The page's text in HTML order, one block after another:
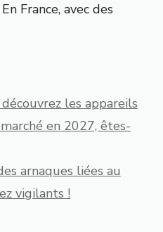
France, avec des
les appareils
en 2027, êtes-
arnaques liées au
vigilants !